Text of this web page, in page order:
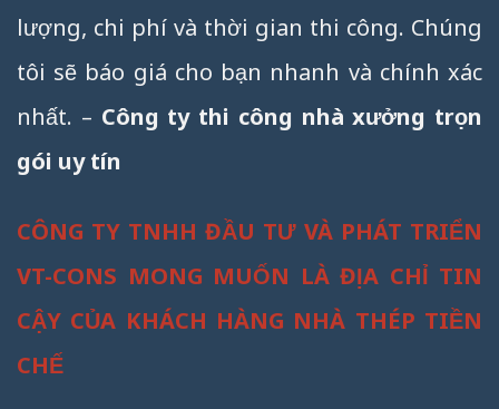
lượng, chi phí và thời gian thi công. Chúng
tôi sẽ báo giá cho bạn nhanh và chính xác
nhất. – Công ty thi công nhà xưởng trọn
gói uy tín
CÔNG TY TNHH ĐẦU TƯ VÀ PHÁT TRIỂN
VT-CONS MONG MUỐN LÀ ĐỊA CHỈ TIN
CẬY CỦA KHÁCH HÀNG NHÀ THÉP TIỀN
CHẾ